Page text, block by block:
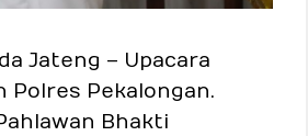
Jateng – Upacara
Polres Pekalongan.
Bhakti